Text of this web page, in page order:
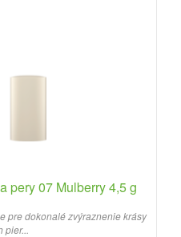
pery 07 Mulberry 4,5 g
pre dokonalé zvýraznenie krásy
pier...